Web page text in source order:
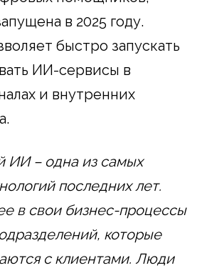
в 2025 году.
быстро запускать
ИИ-сервисы в
и внутренних
ИИ – одна из самых
последних лет.
в свои бизнес-процессы
которые
с клиентами. Люди